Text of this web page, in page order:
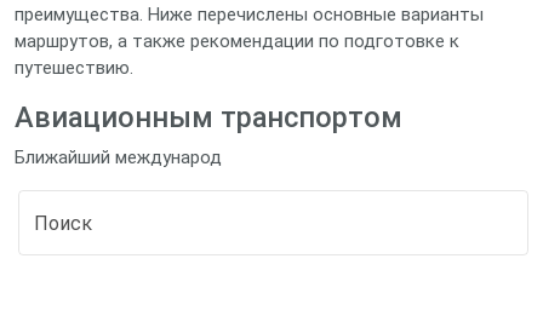
преимущества. Ниже перечислены основные варианты
маршрутов, а также рекомендации по подготовке к
путешествию.
Авиационным транспортом
Ближайший международ